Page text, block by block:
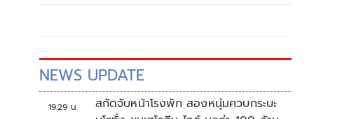
NEWS UPDATE
19:29 น.
สกัดจับหน้าโรงพัก สองหนุ่มควบกระบะ